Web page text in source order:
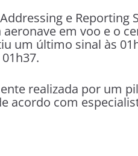
e Reporting
em voo e o
um último sinal às
realizada por um
acordo com